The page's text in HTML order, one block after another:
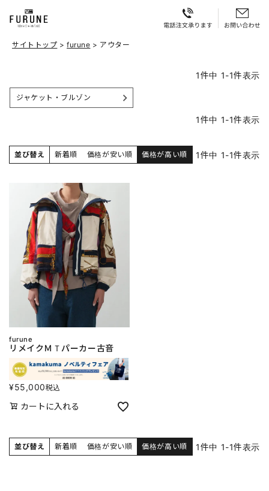
サイトトップ furune アウター
1件中 1-1件表示
ジャケット・ブルゾン
1件中 1-1件表示
並び替え 新着順 価格が安い順 価格が高い順 1件中 1-1件表示
furune
リメイクＭＴパーカー古音
¥55,000税込
カートに入れる
並び替え 新着順 価格が安い順 価格が高い順 1件中 1-1件表示